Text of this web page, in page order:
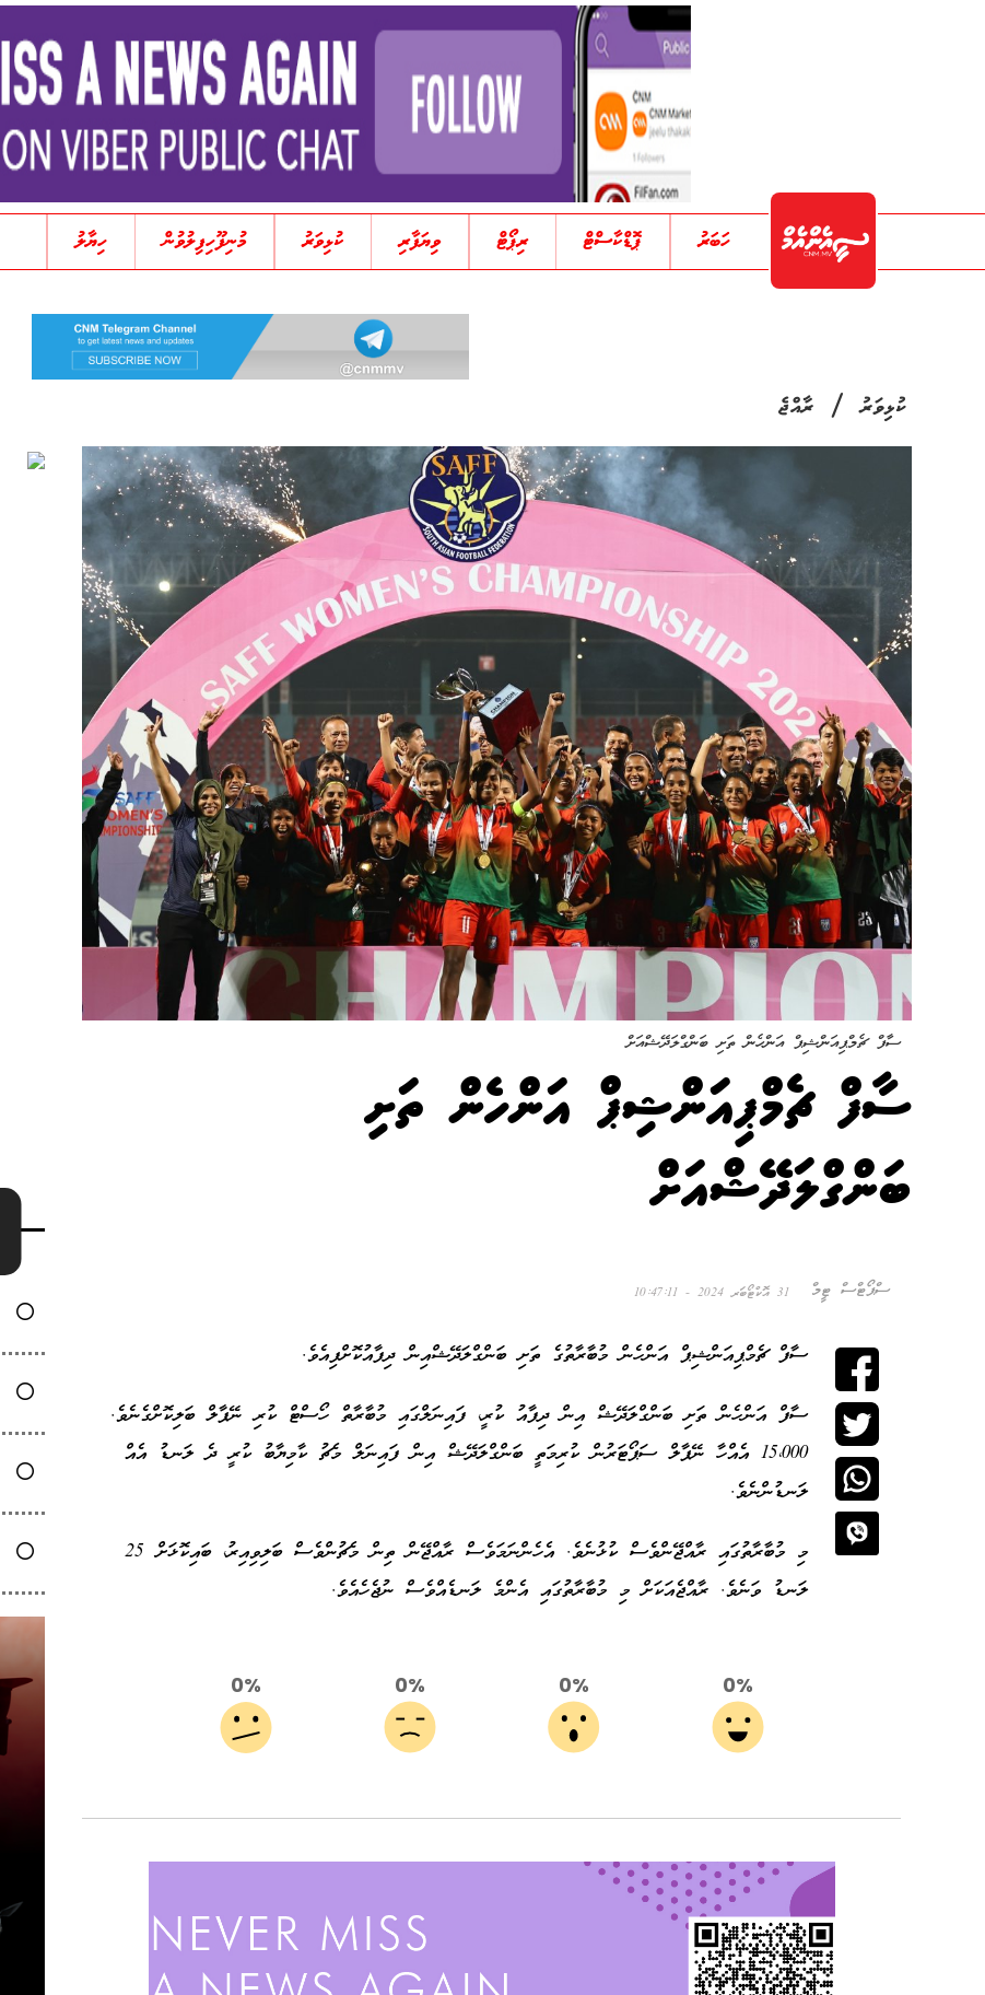
ހަބަރު ޕޮޑްކާސްޓް ރިޕޯޓް ވިޔަފާރި ކުޅިވަރު މުނިފޫހިފިލުވުން ހިޔާލު
ކުޅިވަރު/ ރާއްޖެ
ސާފް ޗެމްޕިއަންޝިޕް އަންހެން ތަށި ބަންގްލަދޭޝްއަށް
ސާފް ޗެމްޕިއަންޝިޕް އަންހެން ތަށި
ބަންގްލަދޭޝްއަށް
ސްޕޯޓްސް ޓީމް 31 އޮކްޓޯބަރ 2024 - 10:47:11
ސާފް ޗެމްޕިއަންޝިޕް އަންހެން މުބާރާތުގެ ތަށި ބަންގްލަދޭޝްއިން ދިފާއުކޮށްފިއެވެ.
ސާފް އަންހެން ތަށި ބަންގްލަދޭޝް އިން ދިފާއު ކުރީ، ފައިނަލްގައި މުބާރާތް ހޯސްޓް ކުރި ނޭޕާލް ބަލިކޮށްގެނެވެ.
15،000 އެއްހާ ނޭޕާލް ސަޕޯޓަރުން ކުރިމަތީ ބަންގްލަދޭޝް އިން ފައިނަލް މެޗު ކާމިޔާބު ކުރީ ދެ ލަނޑު އެއް
ލަނޑުންނެވެ.
މި މުބާރާތުގައި ރާއްޖޭންވެސް ކުޅުނެވެ. އެހެންނަމަވެސް ރާއްޖޭން ތިން މެޗުންވެސް ބަލިވިއިރު، ބައިކޮޅަށް 25
ލަނޑު ވަނެވެ. ރާއްޖެއަކަށް މި މުބާރާތުގައި އެންމެ ލަނޑެއްވެސް ނުޖެހެއެވެ.
0%
0%
0%
0%